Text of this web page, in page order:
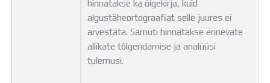
hinnatakse ka õigekirja, kuid
algustäheortograafiat selle juures ei
arvestata. Samuti hinnatakse erinevate
allikate tõlgendamise ja analüüsi
tulemusi.